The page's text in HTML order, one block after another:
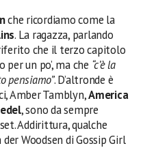
che ricordiamo come la
. La ragazza, parlando
che il terzo capitolo
un po’, ma che “c’è la
pensiamo”. D’altronde è
Amber Tamblyn,America
, sono da sempre
Addirittura, qualche
Woodsen di Gossip Girl